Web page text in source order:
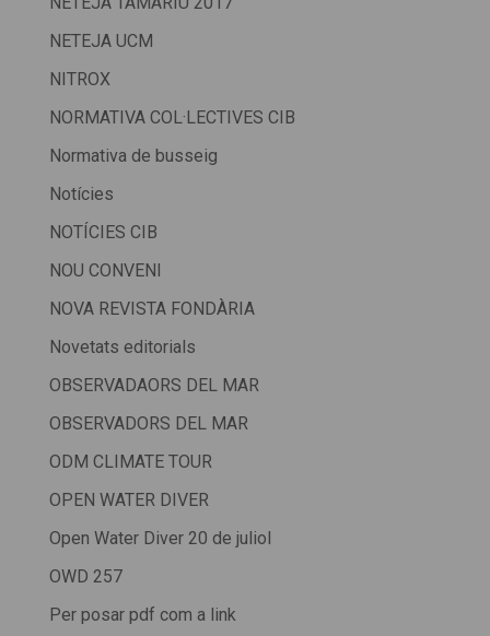
NETEJA UCM
NITROX
NORMATIVA COL·LECTIVES CIB
Normativa de busseig
Notícies
NOTÍCIES CIB
NOU CONVENI
NOVA REVISTA FONDÀRIA
Novetats editorials
OBSERVADAORS DEL MAR
OBSERVADORS DEL MAR
ODM CLIMATE TOUR
OPEN WATER DIVER
Open Water Diver 20 de juliol
OWD 257
Per posar pdf com a link